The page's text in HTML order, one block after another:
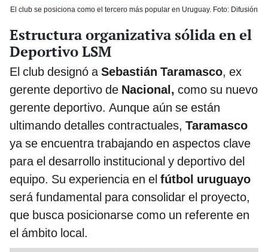
El club se posiciona como el tercero más popular en Uruguay. Foto: Difusión
Estructura organizativa sólida en el
Deportivo LSM
El club designó aSebastián Taramasco, ex
gerente deportivo de Nacional, como su nuevo
gerente deportivo. Aunque aún se están
ultimando detalles contractuales, Taramasco
ya se encuentra trabajando en aspectos clave
para el desarrollo institucional y deportivo del
equipo. Su experiencia en el fútbol uruguayo
será fundamental para consolidar el proyecto,
que busca posicionarse como un referente en
el ámbito local.